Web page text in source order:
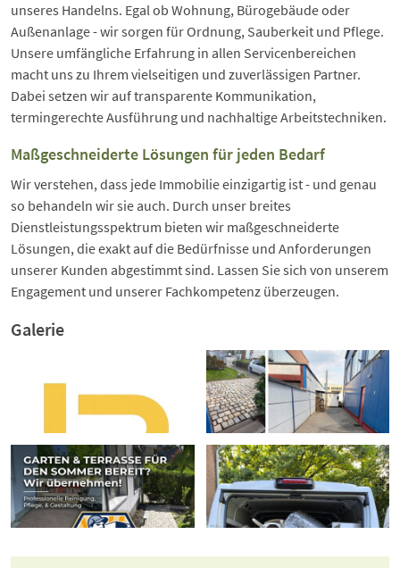
unseres Handelns. Egal ob Wohnung, Bürogebäude oder
Außenanlage - wir sorgen für Ordnung, Sauberkeit und Pflege.
Unsere umfängliche Erfahrung in allen Servicenbereichen
macht uns zu Ihrem vielseitigen und zuverlässigen Partner.
Dabei setzen wir auf transparente Kommunikation,
termingerechte Ausführung und nachhaltige Arbeitstechniken.
Maßgeschneiderte Lösungen für jeden Bedarf
Wir verstehen, dass jede Immobilie einzigartig ist - und genau
so behandeln wir sie auch. Durch unser breites
Dienstleistungsspektrum bieten wir maßgeschneiderte
Lösungen, die exakt auf die Bedürfnisse und Anforderungen
unserer Kunden abgestimmt sind. Lassen Sie sich von unserem
Engagement und unserer Fachkompetenz überzeugen.
Galerie